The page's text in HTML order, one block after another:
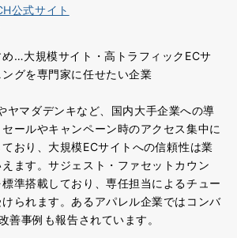
公式サイト
…大規模サイト・高トラフィックECサ
グを専門家に任せたい企業
ヤマダデンキなど、国内大手企業への導
ールやキャンペーン時のアクセス集中に
おり、 大規模ECサイトへの信頼性は業
えます。サジェスト・ファセットカウン
標準搭載しており、専任担当によるチュー
られます。あるアパレル企業ではコンバ
善事例も報告されています。